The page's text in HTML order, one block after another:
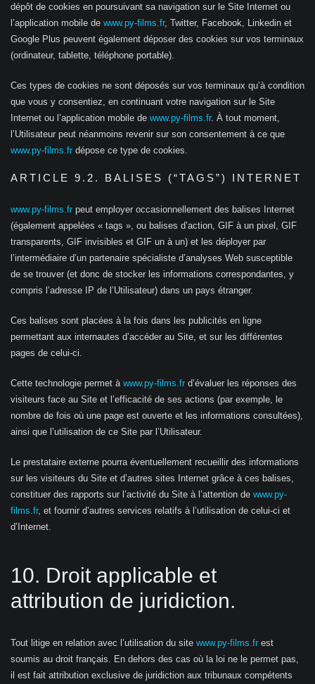
dépôt de cookies en poursuivant sa navigation sur le Site Internet ou
l’application mobile de www.py-films.fr, Twitter, Facebook, Linkedin et
Google Plus peuvent également déposer des cookies sur vos terminaux
(ordinateur, tablette, téléphone portable).
Ces types de cookies ne sont déposés sur vos terminaux qu’à condition
que vous y consentiez, en continuant votre navigation sur le Site
Internet ou l’application mobile de www.py-films.fr. À tout moment,
l’Utilisateur peut néanmoins revenir sur son consentement à ce que
www.py-films.fr dépose ce type de cookies.
ARTICLE 9.2. BALISES (“TAGS”) INTERNET
www.py-films.fr peut employer occasionnellement des balises Internet
(également appelées « tags », ou balises d’action, GIF à un pixel, GIF
transparents, GIF invisibles et GIF un à un) et les déployer par
l’intermédiaire d’un partenaire spécialiste d’analyses Web susceptible
de se trouver (et donc de stocker les informations correspondantes, y
compris l’adresse IP de l’Utilisateur) dans un pays étranger.
Ces balises sont placées à la fois dans les publicités en ligne
permettant aux internautes d’accéder au Site, et sur les différentes
pages de celui-ci.
Cette technologie permet à www.py-films.fr d’évaluer les réponses des
visiteurs face au Site et l’efficacité de ses actions (par exemple, le
nombre de fois où une page est ouverte et les informations consultées),
ainsi que l’utilisation de ce Site par l’Utilisateur.
Le prestataire externe pourra éventuellement recueillir des informations
sur les visiteurs du Site et d’autres sites Internet grâce à ces balises,
constituer des rapports sur l’activité du Site à l’attention de www.py-
films.fr, et fournir d’autres services relatifs à l’utilisation de celui-ci et
d’Internet.
10. Droit applicable et
attribution de juridiction.
Tout litige en relation avec l’utilisation du site www.py-films.fr est
soumis au droit français. En dehors des cas où la loi ne le permet pas,
il est fait attribution exclusive de juridiction aux tribunaux compétents